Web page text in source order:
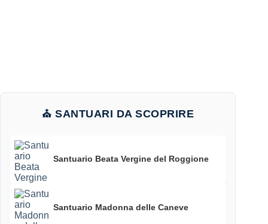
⛪ SANTUARI DA SCOPRIRE
Santuario Beata Vergine del Roggione
Santuario Madonna delle Caneve